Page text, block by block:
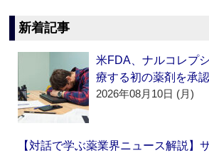
新着記事
米FDA、ナルコレプ
療する初の薬剤を承認
2026年08月10日 (月)
【対話で学ぶ薬業界ニュース解説】